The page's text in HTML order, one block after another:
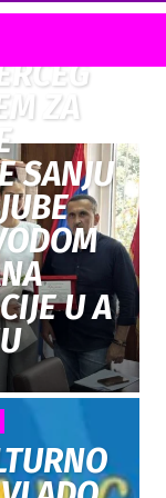
ZA
SANJU
U A